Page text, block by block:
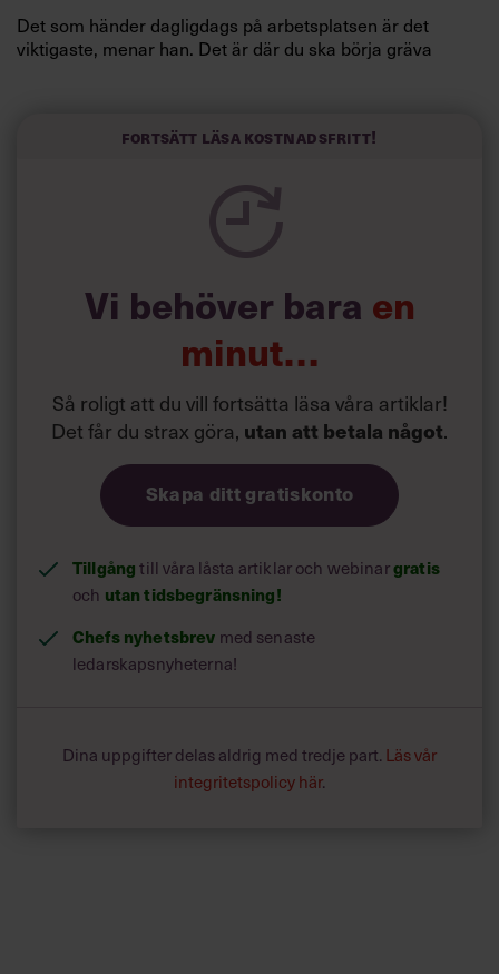
Det som händer dagligdags på arbetsplatsen är det
viktigaste, menar han. Det är där du ska börja gräva
och höjt arbetsglädjen på Google:
Fortsätt läsa kostnadsfritt!
Vi behöver bara en
minut…
Så roligt att du vill fortsätta läsa våra artiklar!
Det får du strax göra, utan att betala något.
Skapa ditt gratiskonto
Tillgångtill våra låsta artiklar och webinargratis
och utan tidsbegränsning!
Chefs nyhetsbrev med senaste
ledarskapsnyheterna!
Dina uppgifter delas aldrig med tredje part. Läs vår
integritetspolicy här.